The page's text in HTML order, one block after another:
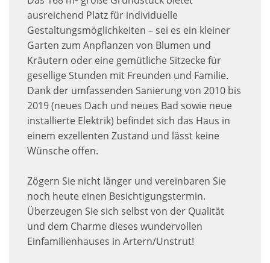
ausreichend Platz für individuelle
Gestaltungsmöglichkeiten – sei es ein kleiner
Garten zum Anpflanzen von Blumen und
Kräutern oder eine gemütliche Sitzecke für
gesellige Stunden mit Freunden und Familie.
Dank der umfassenden Sanierung von 2010 bis
2019 (neues Dach und neues Bad sowie neue
installierte Elektrik) befindet sich das Haus in
einem exzellenten Zustand und lässt keine
Wünsche offen.
Zögern Sie nicht länger und vereinbaren Sie
noch heute einen Besichtigungstermin.
Überzeugen Sie sich selbst von der Qualität
und dem Charme dieses wundervollen
Einfamilienhauses in Artern/Unstrut!